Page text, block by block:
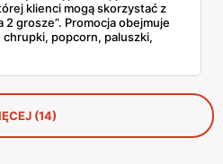
klienci mogą skorzystać z
grosze”. Promocja obejmuje
popcorn, paluszki,
(14)